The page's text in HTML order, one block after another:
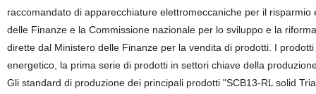
raccomandato di apparecchiature elettromeccaniche per il
delle Finanze e la Commissione nazionale per lo sviluppo e la
dirette dal Ministero delle Finanze per la vendita di prodotti. I
energetico, la prima serie di prodotti in settori chiave della
Gli standard di produzione dei principali prodotti "SCB13-RL solid